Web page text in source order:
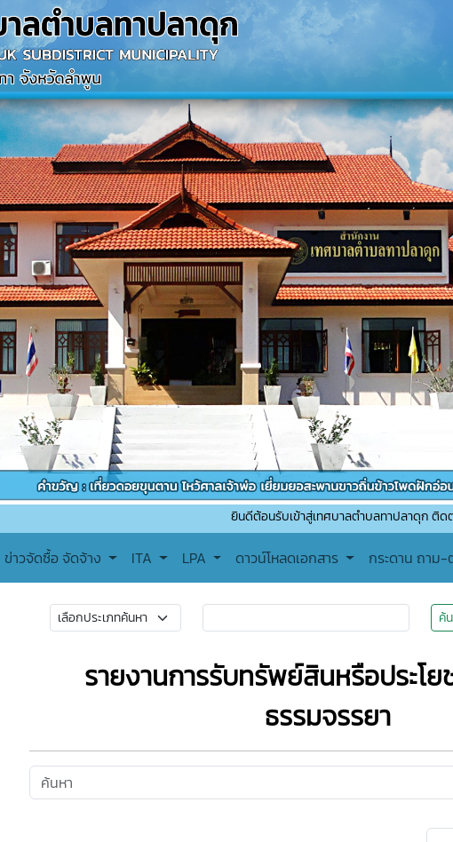
ยินดีต้อนรับเข้าสู่เทศบาลตำบลทาปลาดุก ติดต่อสอบถาม : โ
ข่าวจัดซื้อ จัดจ้าง ITA LPA ดาวน์โหลดเอกสาร กระดาน ถาม-
ค้
รายงานการรับทรัพย์สินหรือประโย
ธรรมจรรยา